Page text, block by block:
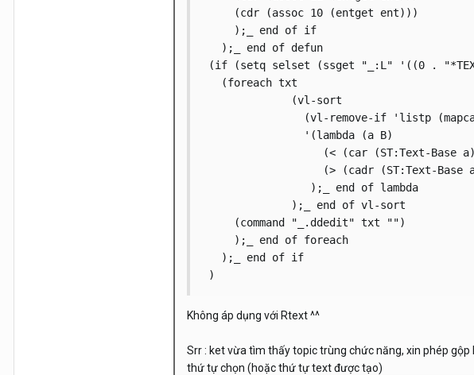
     (cdr (assoc 10 (entget ent)))
     );_ end of if
   );_ end of defun
(if (setq selset (ssget "_:L" '((0 .
   (foreach txt
              (vl-sort
(vl-remove-if 'listp
                '(lambda (a B)
(< (car
(> (cadr (ST:Text-Base
                 );_ end of lambda
              );_ end of vl-sort
     (command "_.ddedit" txt "")
     );_ end of foreach
   );_ end of if
)
Không áp dụng với Rtext ^^
Srr : ket vừa tìm thấy topic trùng chức năng, xin phép
thứ tự chọn (hoặc thứ tự text được tạo)